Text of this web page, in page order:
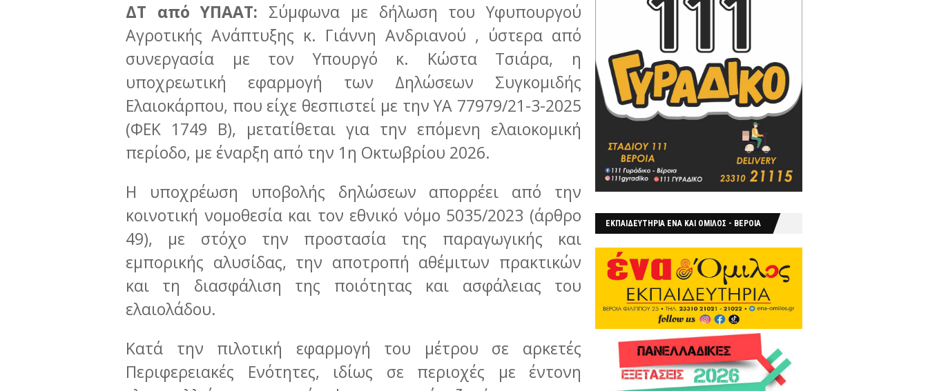
ΔΤ από ΥΠΑΑΤ: Σύμφωνα με δήλωση του Υφυπουργού
Αγροτικής Ανάπτυξης κ. Γιάννη Ανδριανού , ύστερα από
συνεργασία με τον Υπουργό κ. Κώστα Τσιάρα, η
υποχρεωτική εφαρμογή των Δηλώσεων Συγκομιδής
Ελαιοκάρπου, που είχε θεσπιστεί με την ΥΑ 77979/21-3-2025
(ΦΕΚ 1749 Β), μετατίθεται για την επόμενη ελαιοκομική
περίοδο, με έναρξη από την 1η Οκτωβρίου 2026.
Η υποχρέωση υποβολής δηλώσεων απορρέει από την
κοινοτική νομοθεσία και τον εθνικό νόμο 5035/2023 (άρθρο
49), με στόχο την προστασία της παραγωγικής και
εμπορικής αλυσίδας, την αποτροπή αθέμιτων πρακτικών
και τη διασφάλιση της ποιότητας και ασφάλειας του
ελαιολάδου.
Κατά την πιλοτική εφαρμογή του μέτρου σε αρκετές
Περιφερειακές Ενότητες, ιδίως σε περιοχές με έντονη
ΕΚΠΑΙΔΕΥΤΗΡΙΑ ΕΝΑ ΚΑΙ ΟΜΙΛΟΣ - ΒΕΡΟΙΑ